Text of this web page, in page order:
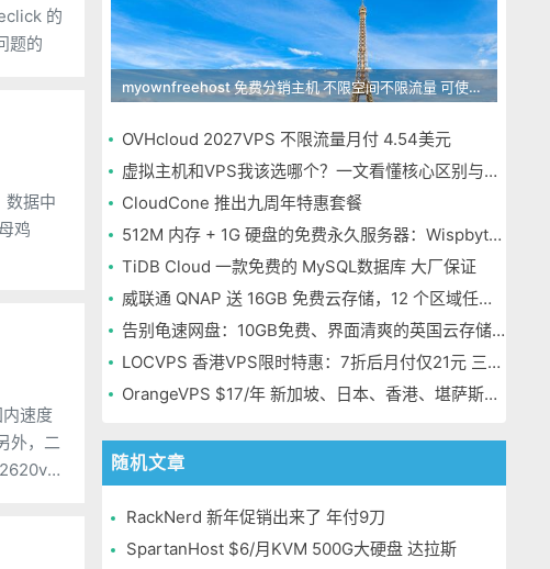
题的
数据中
鸡
速度
外，二
myownfreehost 免费分销主机 不限空间不限流量 可使用免费域名申请
OVHcloud 2027VPS 不限流量月付 4.54美元
虚拟主机和VPS我该选哪个？一文看懂核心区别与选择指南
CloudCone 推出九周年特惠套餐
512M 内存 + 1G 硬盘的免费永久服务器：Wispbyte 上手
TiDB Cloud 一款免费的 MySQL数据库 大厂保证
威联通 QNAP 送 16GB 免费云存储，12 个区域任选，邮箱注册即可
告别龟速网盘：10GB免费、界面清爽的英国云存储Icedrive体验
LOCVPS 香港VPS限时特惠：7折后月付仅21元 三网优化BGP线路 可选原生IP
OrangeVPS $17/年 新加坡、日本、香港、堪萨斯机房
随机文章
RackNerd 新年促销出来了 年付9刀
SpartanHost $6/月KVM 500G大硬盘 达拉斯